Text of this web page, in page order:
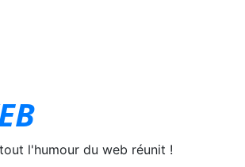
l'humour du web réunit !